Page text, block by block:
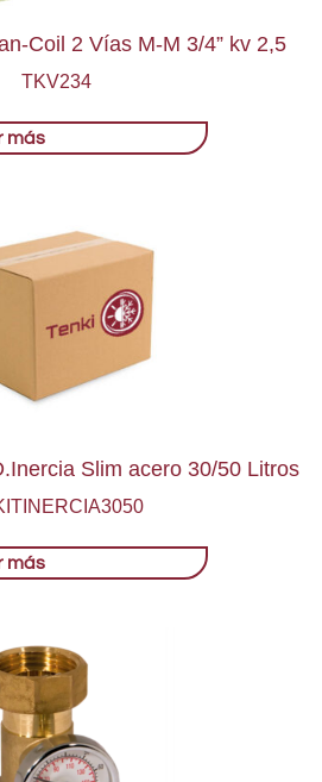
Coil 2 Vías M-M 3/4” kv 2,5
TKV234
más
Slim acero 30/50 Litros
más